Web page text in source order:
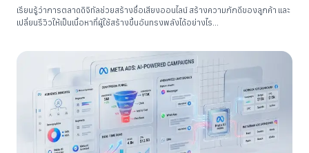
เรียนรู้ว่าการตลาดดิจิทัลช่วยสร้างชื่อเสียงออนไลน์ สร้างความภักดีของลูกค้า และ
เปลี่ยนรีวิวให้เป็นเนื้อหาที่ผู้ใช้สร้างขึ้นอันทรงพลังได้อย่างไร...